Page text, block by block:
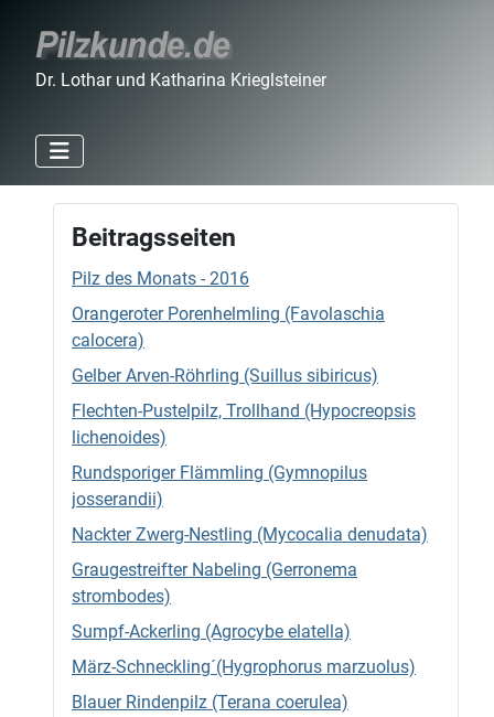
Dr. Lothar und Katharina Krieglsteiner
Beitragsseiten
Pilz des Monats - 2016
Orangeroter Porenhelmling (Favolaschia
calocera)
Gelber Arven-Röhrling (Suillus sibiricus)
Flechten-Pustelpilz, Trollhand (Hypocreopsis
lichenoides)
Rundsporiger Flämmling (Gymnopilus
josserandii)
Nackter Zwerg-Nestling (Mycocalia denudata)
Graugestreifter Nabeling (Gerronema
strombodes)
Sumpf-Ackerling (Agrocybe elatella)
März-Schneckling´(Hygrophorus marzuolus)
Blauer Rindenpilz (Terana coerulea)